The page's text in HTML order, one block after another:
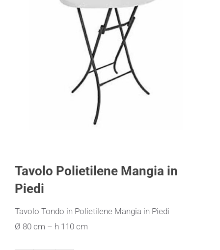
Tavolo Polietilene Mangia in
Piedi
Tavolo Tondo in Polietilene Mangia in Piedi
Ø 80 cm – h 110 cm